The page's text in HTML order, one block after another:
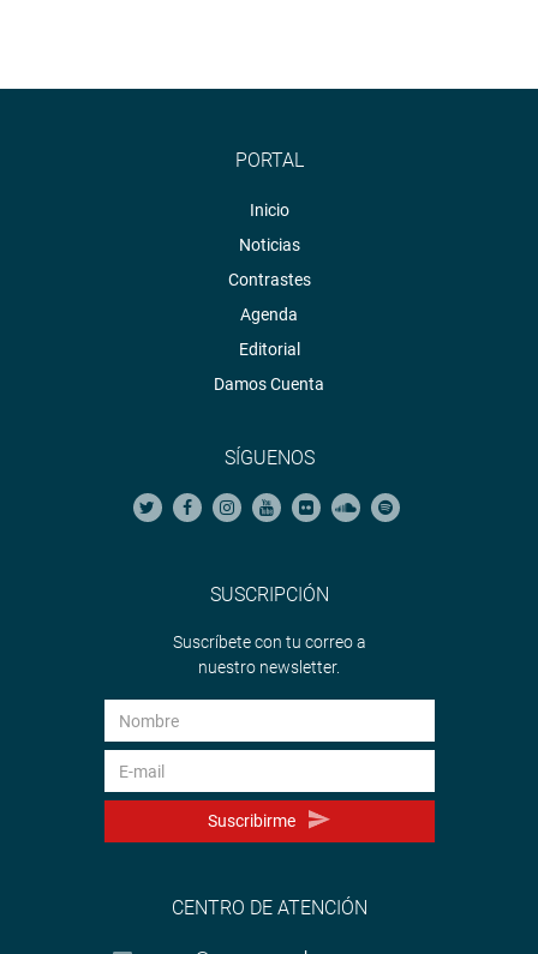
PORTAL
Inicio
Noticias
Contrastes
Agenda
Editorial
Damos Cuenta
SÍGUENOS
SUSCRIPCIÓN
Suscríbete con tu correo a
nuestro newsletter.
Suscribirme
CENTRO DE ATENCIÓN